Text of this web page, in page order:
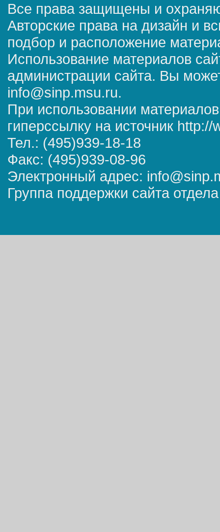
Все права защищены и
Авторские права на дизайн и
подбор и расположение
Использование материалов
администрации сайта. Вы
info@sinp.msu.ru.
При использовании
гиперссылку на источник
Тел.: (495)939-18-18
Факс: (495)939-08-96
Электронный адрес:
Группа поддержки сайта